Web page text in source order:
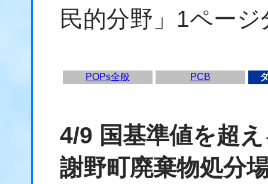
民的分野」1ページ
POPs全般 PCB
4/9 国基準値を超
謝野町廃棄物処分